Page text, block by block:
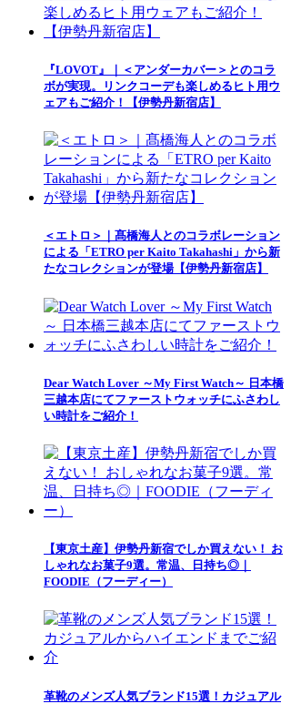
『LOVOT』｜＜アンダーカバー＞とのコラ
ボが実現。リンクコーデも楽しめるヒト用ウ
ェアもご紹介！【伊勢丹新宿店】
＜エトロ＞｜髙橋海人とのコラボレーション
による「ETRO per Kaito Takahashi」から新
たなコレクションが登場【伊勢丹新宿店】
Dear Watch Lover ～My First Watch～ 日本橋
三越本店にてファーストウォッチにふさわし
い時計をご紹介！
【東京土産】伊勢丹新宿でしか買えない！ お
しゃれなお菓子9選。常温、日持ち◎｜
FOODIE（フーディー）
革靴のメンズ人気ブランド15選！カジュアル